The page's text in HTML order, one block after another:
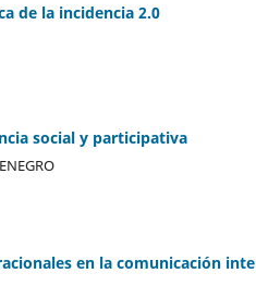
de la incidencia 2.0
social y participativa
en la comunicación